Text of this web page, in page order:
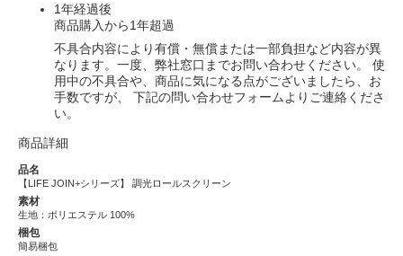
1年経過後
商品購入から1年超過
不具合内容により有償・無償または一部負担など内容が異
なります。一度、弊社窓口までお問い合わせください。 使
用中の不具合や、商品に気になる点がございましたら、お
手数ですが、 下記の問い合わせフォームよりご連絡くださ
い。
商品詳細
品名
【LIFE JOIN+シリーズ】 調光ロールスクリーン
素材
生地：ポリエステル 100%
梱包
簡易梱包